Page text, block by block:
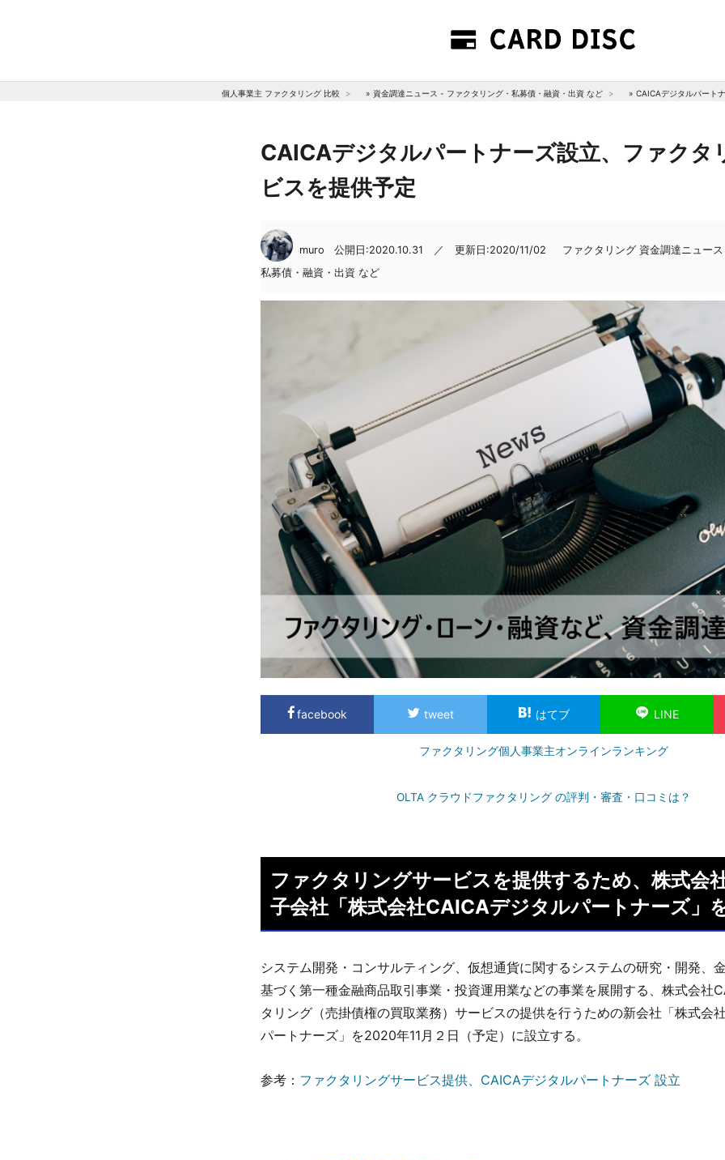
個人事業主 ファクタリング 比較 » 資金調達ニュース - ファクタリング・私募債・融資・出資 など » CAICAデジタルパート
CAICAデジタルパートナーズ設立、ファクタ
ビスを提供予定
muro 公開日:2020.10.31 ／ 更新日:2020/11/02 ファクタリング 資金調達ニュー
私募債・融資・出資 など
facebook tweet はてブ LINE
ファクタリング個人事業主オンラインランキング
OLTA クラウドファクタリング の評判・審査・口コミは？
ファクタリングサービスを提供するため、株式会
子会社「株式会社CAICAデジタルパートナーズ」
システム開発・コンサルティング、仮想通貨に関するシステムの研究・開発、
基づく第一種金融商品取引事業・投資運用業などの事業を展開する、株式会社
タリング（売掛債権の買取業務）サービスの提供を行うための新会社「株式会
パートナーズ」を2020年11月２日（予定）に設立する。
参考： ファクタリングサービス提供、CAICAデジタルパートナーズ 設立